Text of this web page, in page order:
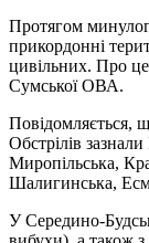
Протягом
прикордонні
цивільних. Про це
Сумської ОВА.
Повідомляється,
Обстрілів
Миропільська,
Шалигинська,
У Середино-